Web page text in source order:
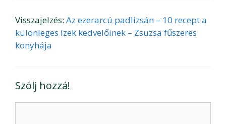
Visszajelzés: Az ezerarcú padlizsán – 10 recept a
különleges ízek kedvelőinek – Zsuzsa fűszeres
konyhája
Szólj hozzá!